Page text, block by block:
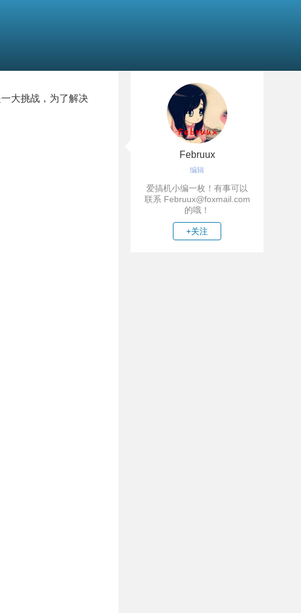
大挑战，为了解决
Februux
编辑
爱搞机小编一枚！有事可以
联系 Februux@foxmail.com
的哦！
+关注